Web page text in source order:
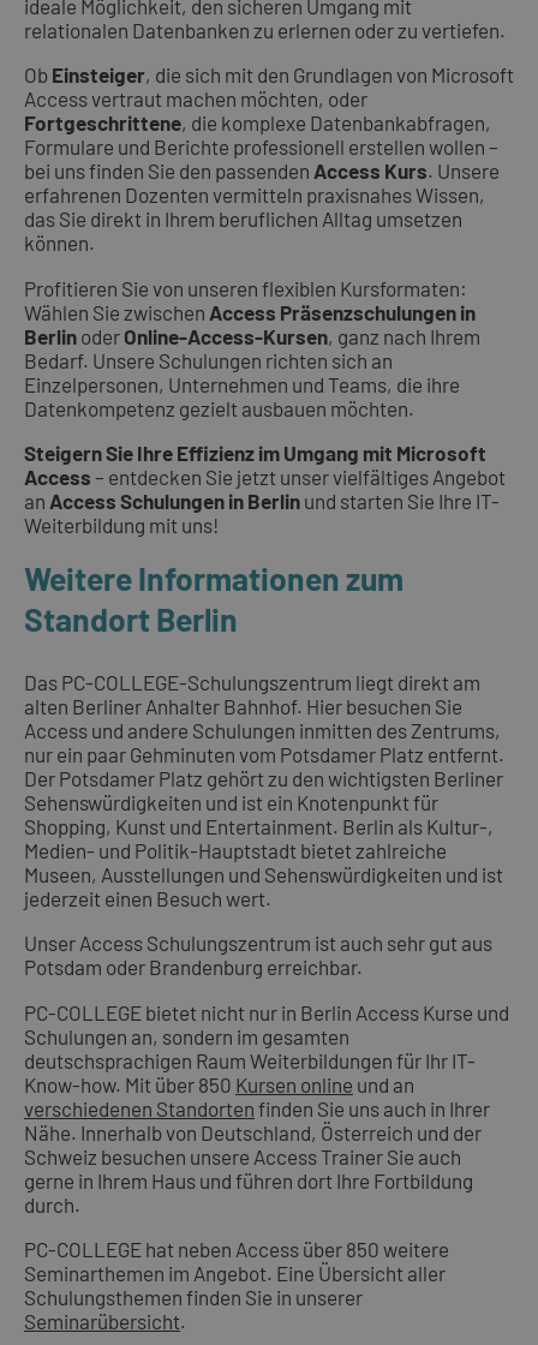
ideale Möglichkeit, den sicheren Umgang mit
relationalen Datenbanken zu erlernen oder zu vertiefen.
Ob Einsteiger, die sich mit den Grundlagen von Microsoft
Access vertraut machen möchten, oder
Fortgeschrittene, die komplexe Datenbankabfragen,
Formulare und Berichte professionell erstellen wollen –
bei uns finden Sie den passenden Access Kurs. Unsere
erfahrenen Dozenten vermitteln praxisnahes Wissen,
das Sie direkt in Ihrem beruflichen Alltag umsetzen
können.
Profitieren Sie von unseren flexiblen Kursformaten:
Wählen Sie zwischen Access Präsenzschulungen in
Berlin oder Online-Access-Kursen, ganz nach Ihrem
Bedarf. Unsere Schulungen richten sich an
Einzelpersonen, Unternehmen und Teams, die ihre
Datenkompetenz gezielt ausbauen möchten.
Steigern Sie Ihre Effizienz im Umgang mit Microsoft
Access – entdecken Sie jetzt unser vielfältiges Angebot
an Access Schulungen in Berlin und starten Sie Ihre IT-
Weiterbildung mit uns!
Weitere Informationen zum
Standort Berlin
Das PC-COLLEGE-Schulungszentrum liegt direkt am
alten Berliner Anhalter Bahnhof. Hier besuchen Sie
Access und andere Schulungen inmitten des Zentrums,
nur ein paar Gehminuten vom Potsdamer Platz entfernt.
Der Potsdamer Platz gehört zu den wichtigsten Berliner
Sehenswürdigkeiten und ist ein Knotenpunkt für
Shopping, Kunst und Entertainment. Berlin als Kultur-,
Medien- und Politik-Hauptstadt bietet zahlreiche
Museen, Ausstellungen und Sehenswürdigkeiten und ist
jederzeit einen Besuch wert.
Unser Access Schulungszentrum ist auch sehr gut aus
Potsdam oder Brandenburg erreichbar.
PC-COLLEGE bietet nicht nur in Berlin Access Kurse und
Schulungen an, sondern im gesamten
deutschsprachigen Raum Weiterbildungen für Ihr IT-
Know-how. Mit über 850 Kursen online und an
verschiedenen Standorten finden Sie uns auch in Ihrer
Nähe. Innerhalb von Deutschland, Österreich und der
Schweiz besuchen unsere Access Trainer Sie auch
gerne in Ihrem Haus und führen dort Ihre Fortbildung
durch.
PC-COLLEGE hat neben Access über 850 weitere
Seminarthemen im Angebot. Eine Übersicht aller
Schulungsthemen finden Sie in unserer
Seminarübersicht.